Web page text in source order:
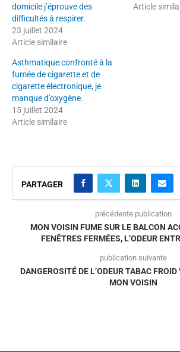
domicile j’éprouve des
difficultés à respirer.
23 juillet 2024
Article similaire
Article
Asthmatique confronté à la
fumée de cigarette et de
cigarette électronique, je
manque d’oxygène.
15 juillet 2024
Article similaire
PARTAGER
précédente publication
MON VOISIN FUME SUR LE BALCON
FENÊTRES FERMÉES, L’ODEUR
publication suivante
DANGEROSITÉ DE L’ODEUR TABAC
MON VOISIN